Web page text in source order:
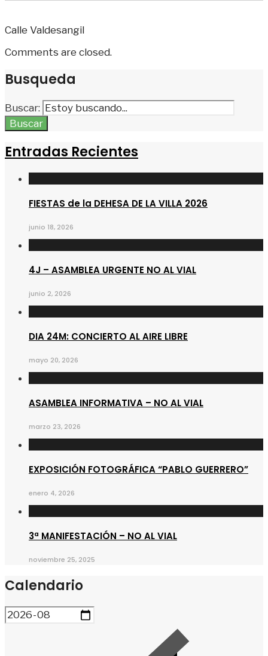
Calle Valdesangil
Comments are closed.
Busqueda
Buscar:
Buscar
Entradas Recientes
FIESTAS de la DEHESA DE LA VILLA 2026
junio 18, 2026
4J – ASAMBLEA URGENTE NO AL VIAL
junio 2, 2026
DIA 24M: CONCIERTO AL AIRE LIBRE
mayo 20, 2026
ASAMBLEA INFORMATIVA – NO AL VIAL
marzo 23, 2026
EXPOSICIÓN FOTOGRÁFICA “PABLO GUERRERO”
enero 4, 2026
3ª MANIFESTACIÓN – NO AL VIAL
noviembre 25, 2025
Calendario